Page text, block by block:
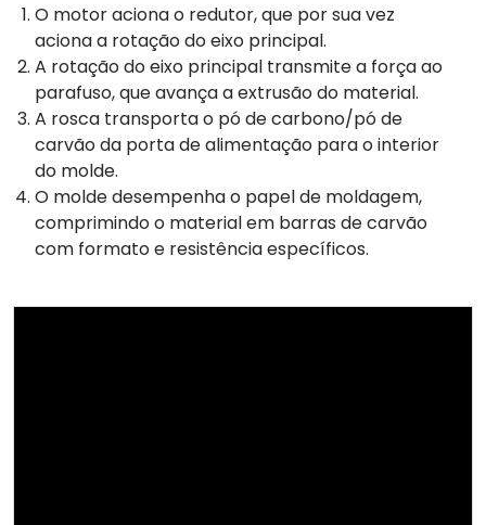
O motor aciona o redutor, que por sua vez
aciona a rotação do eixo principal.
A rotação do eixo principal transmite a força ao
parafuso, que avança a extrusão do material.
A rosca transporta o pó de carbono/pó de
carvão da porta de alimentação para o interior
do molde.
O molde desempenha o papel de moldagem,
comprimindo o material em barras de carvão
com formato e resistência específicos.